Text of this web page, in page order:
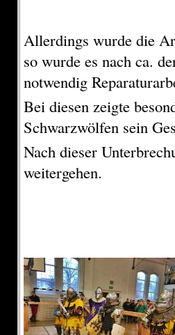
Allerdings wurde die
so wurde es nach ca.
notwendig
Bei diesen zeigte
Schwarzwölfen sein
Nach dieser
weitergehen.